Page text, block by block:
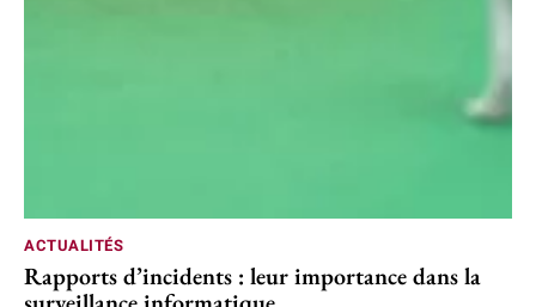
ACTUALITÉS
Rapports d’incidents : leur importance dans la